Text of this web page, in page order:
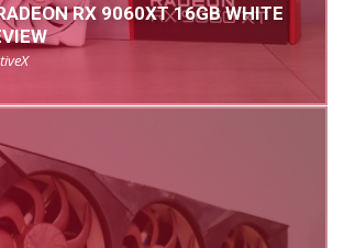
RX 9060XT 16GB WHITE